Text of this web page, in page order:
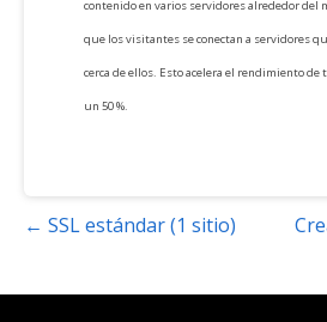
contenido en varios servidores alrededor del
que los visitantes se conectan a servidores
cerca de ellos. Esto acelera el rendimiento
un 50 %.
Navegación
entradas
← SSL estándar (1 sitio)